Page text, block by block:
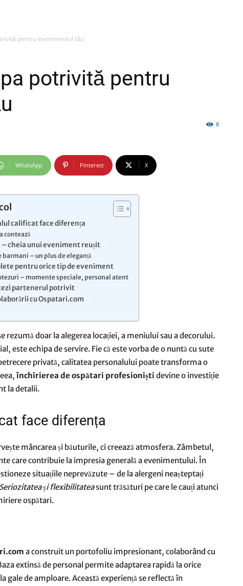
comunicate
presa
pentru evenimentul tău
potrivită pentru
8
WhatsApp Pinterest X
calificat face diferența
contează
cheia unui eveniment reușit
– un plus de eleganță
pentru orice tip de eveniment
– momente speciale, personal atent
partenerul potrivit
cu Ospatari.com
rezumă doar la alegerea locației, a meniului sau a decorului.
este echipa de servire. Fie că este vorba de o nuntă cu sute
privată, calitatea personalului poate transforma o
închirierea de ospătari profesioniști devine o investiție
la detalii.
face diferența
mâncarea și băuturile, ci creează atmosfera. Zâmbetul,
care contribuie la impresia generală a evenimentului. În
situațiile neprevăzute – de la alergeni neașteptați
Seriozitatea și flexibilitateasunt trăsături pe care le cauți atunci
ospătari.
a construit un portofoliu impresionant, colaborând cu
extinsă de personal permite adaptarea rapidă la orice
de amploare. Această experiență se reflectă în